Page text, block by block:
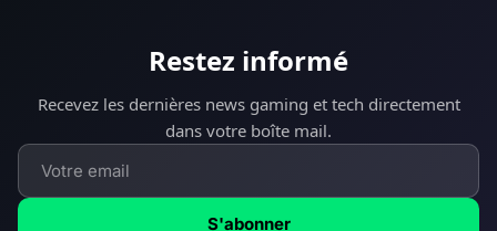
Restez informé
Recevez les dernières news gaming et tech directement
dans votre boîte mail.
S'abonner